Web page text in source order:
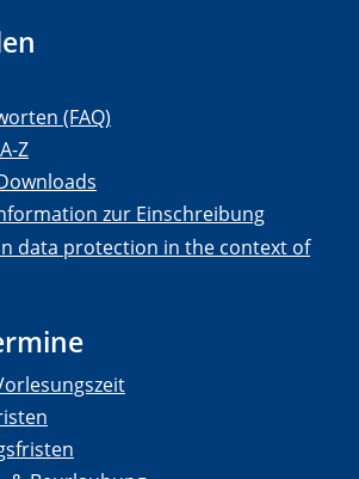
(FAQ)
Z
zur Einschreibung
data protection in the context of